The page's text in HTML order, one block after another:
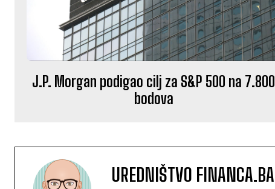
J.P. Morgan podigao cilj za S&P 500 na 7.800
bodova
UREDNIŠTVO FINANCA.BA